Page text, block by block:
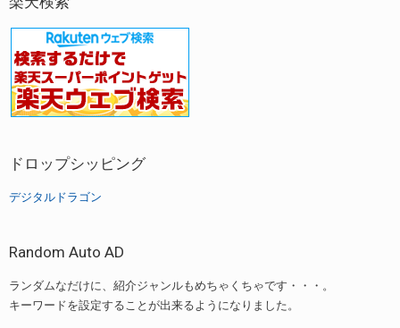
ドロップシッピング
デジタルドラゴン
Random Auto AD
ランダムなだけに、紹介ジャンルもめちゃくちゃです・・・。
キーワードを設定することが出来るようになりました。